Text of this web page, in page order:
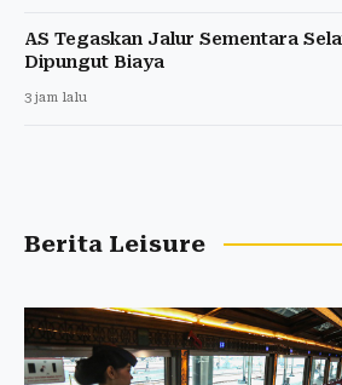
AS Tegaskan Jalur Sementara
Dipungut Biaya
3 jam lalu
Berita Leisure